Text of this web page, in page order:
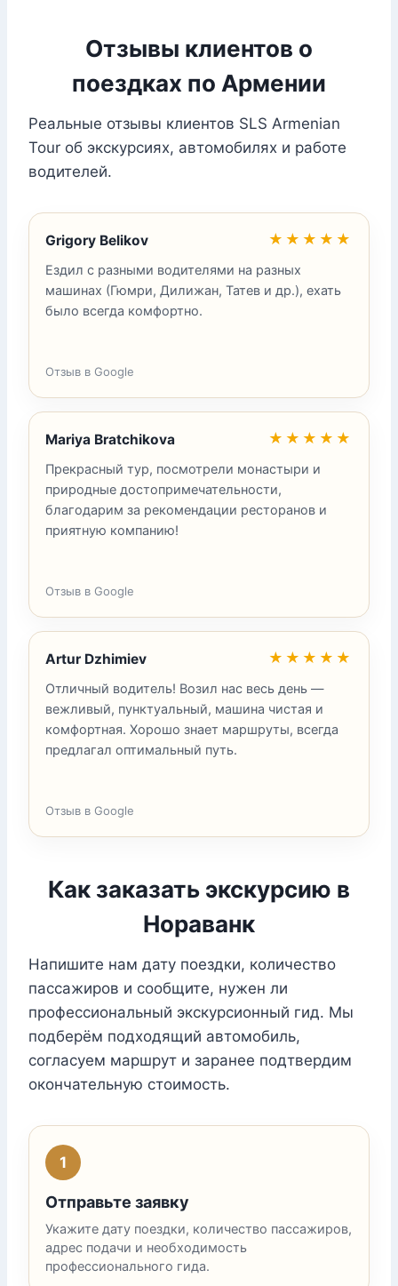
Отзывы клиентов о
поездках по Армении
Реальные отзывы клиентов SLS Armenian
Tour об экскурсиях, автомобилях и работе
водителей.
Grigory Belikov ★★★★★
Ездил с разными водителями на разных
машинах (Гюмри, Дилижан, Татев и др.), ехать
было всегда комфортно.
Отзыв в Google
Mariya Bratchikova ★★★★★
Прекрасный тур, посмотрели монастыри и
природные достопримечательности,
благодарим за рекомендации ресторанов и
приятную компанию!
Отзыв в Google
Artur Dzhimiev ★★★★★
Отличный водитель! Возил нас весь день —
вежливый, пунктуальный, машина чистая и
комфортная. Хорошо знает маршруты, всегда
предлагал оптимальный путь.
Отзыв в Google
Как заказать экскурсию в
Нораванк
Напишите нам дату поездки, количество
пассажиров и сообщите, нужен ли
профессиональный экскурсионный гид. Мы
подберём подходящий автомобиль,
согласуем маршрут и заранее подтвердим
окончательную стоимость.
1
Отправьте заявку
Укажите дату поездки, количество пассажиров,
адрес подачи и необходимость
профессионального гида.